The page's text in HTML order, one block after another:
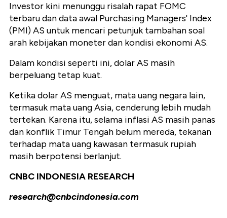
Investor kini menunggu risalah rapat FOMC
terbaru dan data awal Purchasing Managers' Index
(PMI) AS untuk mencari petunjuk tambahan soal
arah kebijakan moneter dan kondisi ekonomi AS.
Dalam kondisi seperti ini, dolar AS masih
berpeluang tetap kuat.
Ketika dolar AS menguat, mata uang negara lain,
termasuk mata uang Asia, cenderung lebih mudah
tertekan. Karena itu, selama inflasi AS masih panas
dan konflik Timur Tengah belum mereda, tekanan
terhadap mata uang kawasan termasuk rupiah
masih berpotensi berlanjut.
CNBC INDONESIA RESEARCH
research@cnbcindonesia.com